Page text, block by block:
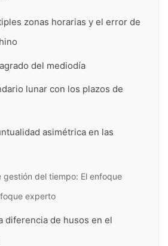
zonas horarias y el error de
del mediodía
lunar con los plazos de
asimétrica en las
gestión del tiempo: El enfoque
experto
diferencia de husos en el